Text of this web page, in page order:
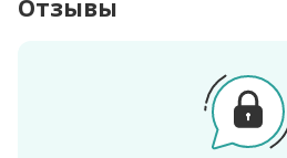
Отзывы